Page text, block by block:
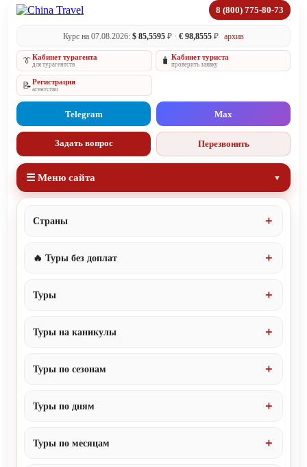
8 (800) 775-80-73
Курс на 07.08.2026: $ 85,5595 ₽ · € 98,8555 ₽ архив
👔Кабинет турагента
для турагентств 🧳 Кабинет туриста
проверить заявку
📝Регистрация
агентство
Telegram Max
Задать вопрос Перезвонить
☰ Меню сайта
Страны
🔥 Туры без доплат
Туры
Туры на каникулы
Туры по сезонам
Туры по дням
Туры по месяцам